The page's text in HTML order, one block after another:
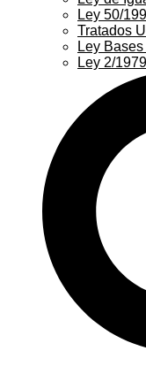
Ley 50/
Tratados
Ley
Ley 2/